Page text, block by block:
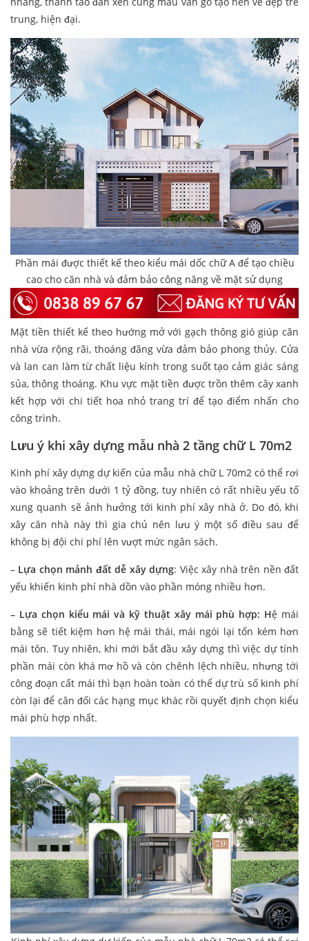
trung, hiện đại.
Phần mái được thiết kế theo kiểu mái dốc chữ A để tạo chiều
cao cho căn nhà và đảm bảo công năng về mặt sử dụng
Mặt tiền thiết kế theo hướng mở với gạch thông gió giúp căn
nhà vừa rộng rãi, thoáng đãng vừa đảm bảo phong thủy. Cửa
và lan can làm từ chất liệu kính trong suốt tạo cảm giác sáng
sủa, thông thoáng. Khu vực mặt tiền được trồn thêm cây xanh
kết hợp với chi tiết hoa nhỏ trang trí để tạo điểm nhấn cho
công trình.
Lưu ý khi xây dựng mẫu nhà 2 tầng chữ L 70m2
Kinh phí xây dựng dự kiến của mẫu nhà chữ L 70m2 có thể rơi
vào khoảng trên dưới 1 tỷ đồng, tuy nhiên có rất nhiều yếu tố
xung quanh sẽ ảnh hưởng tới kinh phí xây nhà ở. Do đó, khi
xây căn nhà này thì gia chủ nên lưu ý một số điều sau để
không bị đội chi phí lên vượt mức ngân sách.
– Lựa chọn mảnh đất dễ xây dựng: Việc xây nhà trên nền đất
yếu khiến kinh phí nhà dồn vào phần móng nhiều hơn.
– Lựa chọn kiểu mái và kỹ thuật xây mái phù hợp: Hệ mái
bằng sẽ tiết kiệm hơn hệ mái thái, mái ngói lại tốn kém hơn
mái tôn. Tuy nhiên, khi mới bắt đầu xây dựng thì việc dự tính
phần mái còn khá mơ hồ và còn chênh lệch nhiều, nhưng tới
công đoạn cất mái thì bạn hoàn toàn có thể dự trù số kinh phí
còn lại để cân đối các hạng mục khác rồi quyết định chọn kiểu
mái phù hợp nhất.